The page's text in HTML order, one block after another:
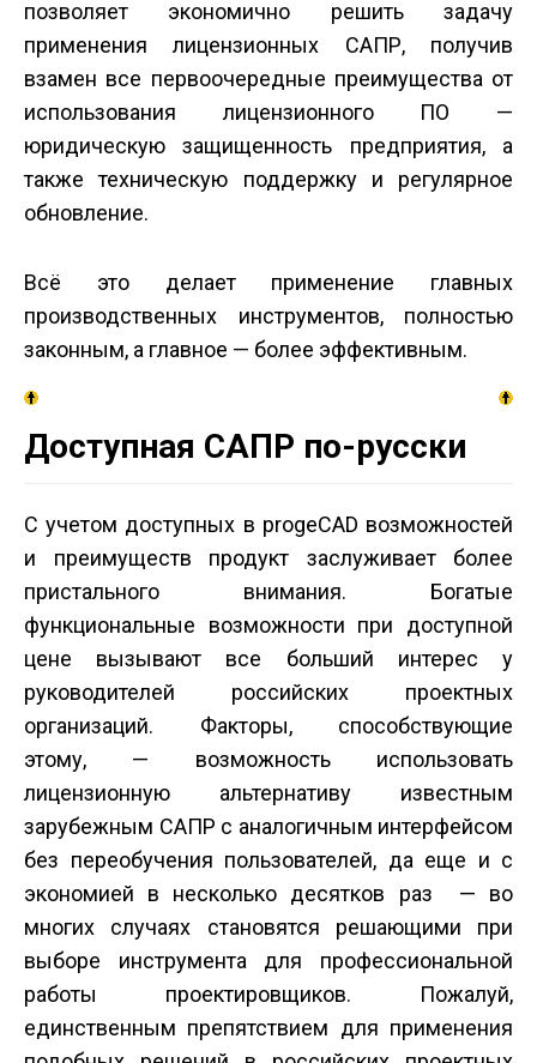
позволяет экономично решить задачу
применения лицензионных САПР, получив
взамен все первоочередные преимущества от
использования лицензионного ПО —
юридическую защищенность предприятия, а
также техническую поддержку и регулярное
обновление.
Всё это делает применение главных
производственных инструментов, полностью
законным, а главное — более эффективным.
Доступная САПР по-русски
С учетом доступных в progeCAD возможностей
и преимуществ продукт заслуживает более
пристального внимания. Богатые
функциональные возможности при доступной
цене вызывают все больший интерес у
руководителей российских проектных
организаций. Факторы, способствующие
этому, — возможность использовать
лицензионную альтернативу известным
зарубежным САПР с аналогичным интерфейсом
без переобучения пользователей, да еще и с
экономией в несколько десятков раз — во
многих случаях становятся решающими при
выборе инструмента для профессиональной
работы проектировщиков. Пожалуй,
единственным препятствием для применения